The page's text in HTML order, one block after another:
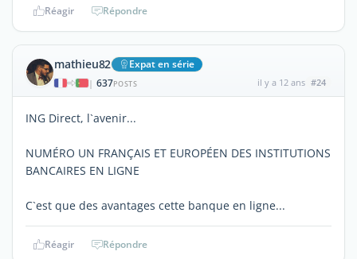
Réagir Répondre
mathieu82 Expat en série
| 637POSTS il y a 12 ans #24
ING Direct, l`avenir...
NUMÉRO UN FRANÇAIS ET EUROPÉEN DES INSTITUTIONS
BANCAIRES EN LIGNE
C`est que des avantages cette banque en ligne...
Réagir Répondre